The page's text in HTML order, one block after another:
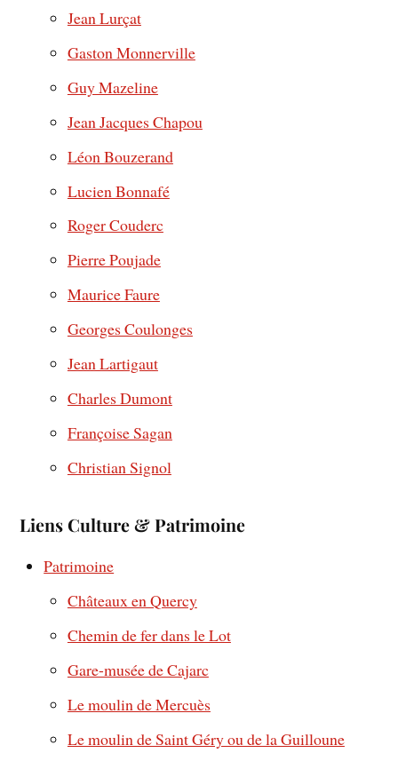
Jean Lurçat
Gaston Monnerville
Guy Mazeline
Jean Jacques Chapou
Léon Bouzerand
Lucien Bonnafé
Roger Couderc
Pierre Poujade
Maurice Faure
Georges Coulonges
Jean Lartigaut
Charles Dumont
Françoise Sagan
Christian Signol
Liens Culture & Patrimoine
Patrimoine
Châteaux en Quercy
Chemin de fer dans le Lot
Gare-musée de Cajarc
Le moulin de Mercuès
Le moulin de Saint Géry ou de la Guilloune